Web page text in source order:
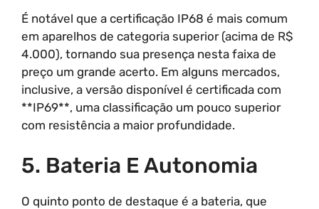
É notável que a certificação IP68 é mais comum
em aparelhos de categoria superior (acima de R$
4.000), tornando sua presença nesta faixa de
preço um grande acerto. Em alguns mercados,
inclusive, a versão disponível é certificada com
**IP69**, uma classificação um pouco superior
com resistência a maior profundidade.
5. Bateria E Autonomia
O quinto ponto de destaque é a bateria, que